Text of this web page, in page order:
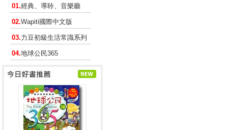
01.經典、導聆、音樂廳
02.Wapiti國際中文版
03.力豆初級生活常識系列
04.地球公民365